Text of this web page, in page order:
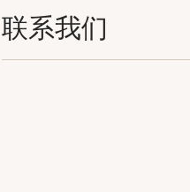
联系我们